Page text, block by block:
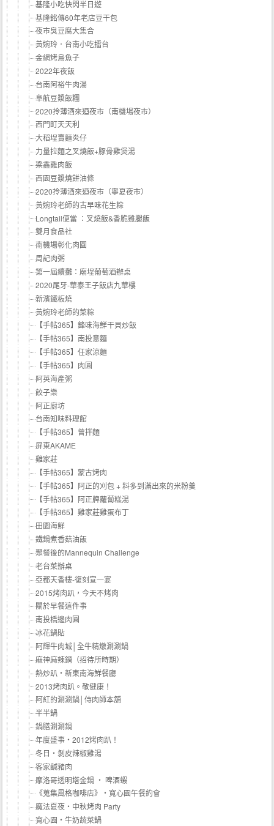
基隆小吃快閃半日遊
基隆銘傳60年老店豆干包
夜市臭豆腐大集合
黃婉玲．台南小吃擂台
金網烤烏魚子
2022年夜飯
台南阿裕牛肉湯
阜航豆漿飯糰
2020拎薄酒來迺夜市（南機場夜市）
西門町天天利
大稻埕賣麵炎仔
力量拉麵之叉燒飯+豚骨雞煲湯
梁鑫雞肉飯
西園豆漿燒餅油條
2020拎薄酒來迺夜市（寧夏夜市）
黃婉玲老師的古早味花生粽
Longtail便當 ：叉燒飯&香脆雞腿飯
雙月食品社
南機場彰化肉圓
周記肉粥
第一屆續攤：廟埕葡萄酒辦桌
2020尾牙-華泰王子飯店九華樓
新濱鐵板燒
黃婉玲老師的菜粽
【手帖365】鋒味海鮮干貝炒飯
【手帖365】南投意麵
【手帖365】任家涼麵
【手帖365】肉圓
阿英海產粥
餃子樂
阿正廚坊
台南知味料理館
【手帖365】曾拌麵
屏東AKAME
雞家莊
【手帖365】蒙古烤肉
【手帖365】阿正的刈包 + 料多到滿出來的米粉羹
【手帖365】阿正牌蘿蔔糕湯
【手帖365】雞家莊雞蛋布丁
田園海鮮
鐵鍋煮香菇油飯
聚餐後的Mannequin Challenge
老台菜辦桌
亞都天香樓-復刻宣一宴
2015烤肉趴，今天不烤肉
關於早餐這件事
南投橋邊肉圓
冰花鍋貼
阿輝牛肉城│全牛精燉涮涮鍋
麻神麻辣鍋（招待所時期）
熱炒趴‧新東南海鮮餐廳
2013烤肉趴。敬健康！
阿紅的涮涮鍋│侍肉師本舖
半半鍋
鍋膳涮涮鍋
年度盛事‧2012烤肉趴！
冬日‧剝皮辣椒雞湯
客家鹹豬肉
摩洛哥透明塔金鍋 ‧ 啤酒蝦
《蒐集風格咖啡店》‧寬心園午餐約會
魔法夏夜‧中秋烤肉 Party
寬心園‧牛奶蔬菜鍋